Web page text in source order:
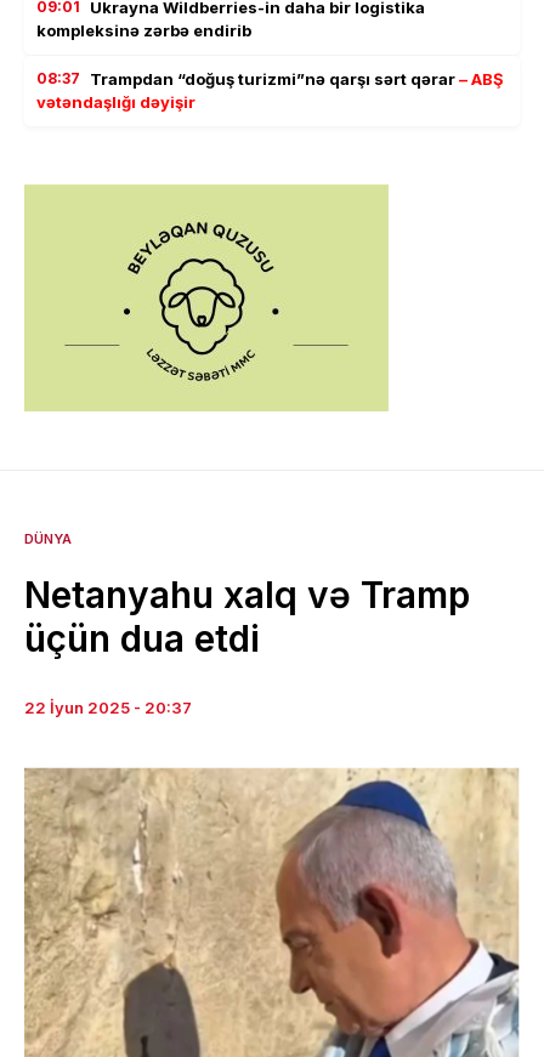
09:01
Ukrayna Wildberries-in daha bir logistika
kompleksinə zərbə endirib
08:37 Trampdan “doğuş turizmi”nə qarşı sərt qərar– ABŞ
vətəndaşlığı dəyişir
DÜNYA
Netanyahu xalq və Tramp
üçün dua etdi
22 İyun 2025 - 20:37